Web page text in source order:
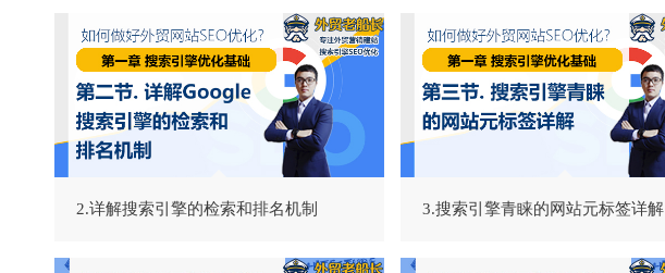
2.详解搜索引擎的检索和排名机制 3.搜索引擎青睐的网站元标签详解